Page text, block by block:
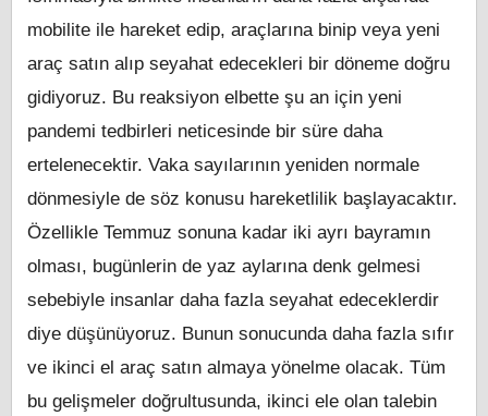
mobilite ile hareket edip, araçlarına binip veya yeni
araç satın alıp seyahat edecekleri bir döneme doğru
gidiyoruz. Bu reaksiyon elbette şu an için yeni
pandemi tedbirleri neticesinde bir süre daha
ertelenecektir. Vaka sayılarının yeniden normale
dönmesiyle de söz konusu hareketlilik başlayacaktır.
Özellikle Temmuz sonuna kadar iki ayrı bayramın
olması, bugünlerin de yaz aylarına denk gelmesi
sebebiyle insanlar daha fazla seyahat edeceklerdir
diye düşünüyoruz. Bunun sonucunda daha fazla sıfır
ve ikinci el araç satın almaya yönelme olacak. Tüm
bu gelişmeler doğrultusunda, ikinci ele olan talebin